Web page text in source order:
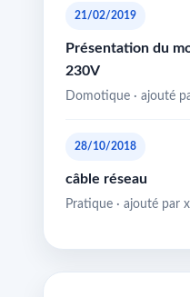
21/02/2019
Présentation du
230V
Domotique · ajouté
28/10/2018
câble réseau
Pratique · ajouté par